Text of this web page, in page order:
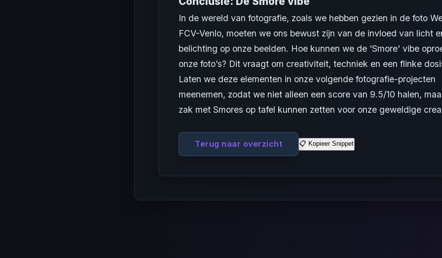
In de wereld van fotografie, zoals we hebben gezien in de foto
FCV-Venlo, moeten we ons bewust zijn van de invloed van licht
belichting op onze beelden. Hoe kunnen we de 'Smore' vibe
onze foto’s? Dit vraagt om creativiteit, techniek en een flinke
Laten we deze elementen in onze volgende fotografie-projecten
meenemen, zodat we niet alleen een score van 9.5/10 halen,
zak met Smores op tafel kunnen zetten voor onze geweldige
Terug naar overzicht 📋 Kopieer Snippet